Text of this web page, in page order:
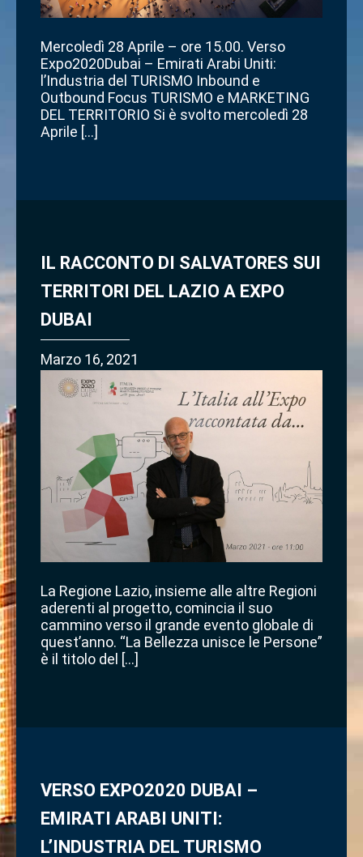
Mercoledì 28 Aprile – ore 15.00. Verso
Expo2020Dubai – Emirati Arabi Uniti:
l’Industria del TURISMO Inbound e
Outbound Focus TURISMO e MARKETING
DEL TERRITORIO Si è svolto mercoledì 28
Aprile […]
IL RACCONTO DI SALVATORES SUI
TERRITORI DEL LAZIO A EXPO
DUBAI
Marzo 16, 2021
La Regione Lazio, insieme alle altre Regioni
aderenti al progetto, comincia il suo
cammino verso il grande evento globale di
quest’anno. “La Bellezza unisce le Persone”
è il titolo del […]
VERSO EXPO2020 DUBAI –
EMIRATI ARABI UNITI:
L’INDUSTRIA DEL TURISMO